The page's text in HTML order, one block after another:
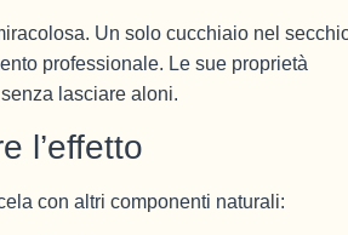
Un solo cucchiaio nel
professionale. Le sue proprietà
lasciare aloni.
l’effetto
con altri componenti naturali: